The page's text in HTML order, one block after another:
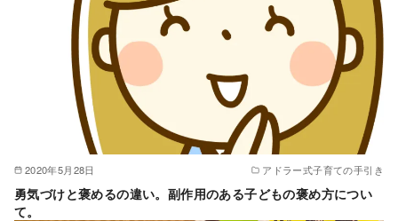
2020年5月28日 アドラー式子育ての手引き
勇気づけと褒めるの違い。副作用のある子どもの褒め方につい
て。